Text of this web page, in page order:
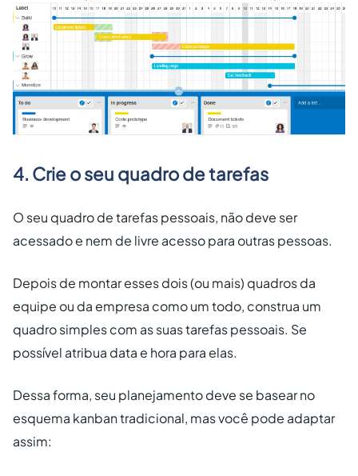
4. Crie o seu quadro de tarefas
O seu quadro de tarefas pessoais, não deve ser
acessado e nem de livre acesso para outras pessoas.
Depois de montar esses dois (ou mais) quadros da
equipe ou da empresa como um todo, construa um
quadro simples com as suas tarefas pessoais. Se
possível atribua data e hora para elas.
Dessa forma, seu planejamento deve se basear no
esquema kanban tradicional, mas você pode adaptar
assim: